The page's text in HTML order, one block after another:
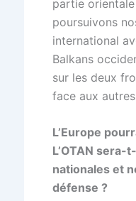
partie orientale
poursuivons
international
Balkans
sur les deux
face aux
L’Europe
L’OTAN
nationales et
défense ?